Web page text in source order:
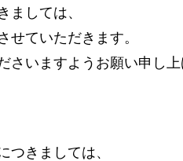
ましては、
ていただきます。
いますようお願い申し上
つきましては、